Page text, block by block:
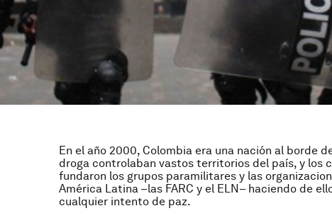
En el año 2000, Colombia era una nación al borde
droga controlaban vastos territorios del país, y los
fundaron los grupos paramilitares y las
América Latina –las FARC y el ELN– haciendo de
cualquier intento de paz.